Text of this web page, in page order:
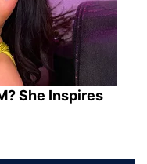
She Inspires